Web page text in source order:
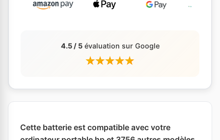
4.5 / 5évaluation sur Google
Cette batterie est compatible avec votre